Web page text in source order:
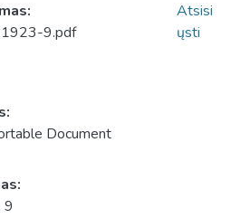
9.pdf
Document
9
Atsisi
ųsti